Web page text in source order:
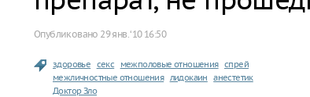
Опубликовано 29 янв. ‘10 16:50
здоровье секс межполовые отношения спрей
межличностные отношения лидокаин анестетик
Доктор Зло